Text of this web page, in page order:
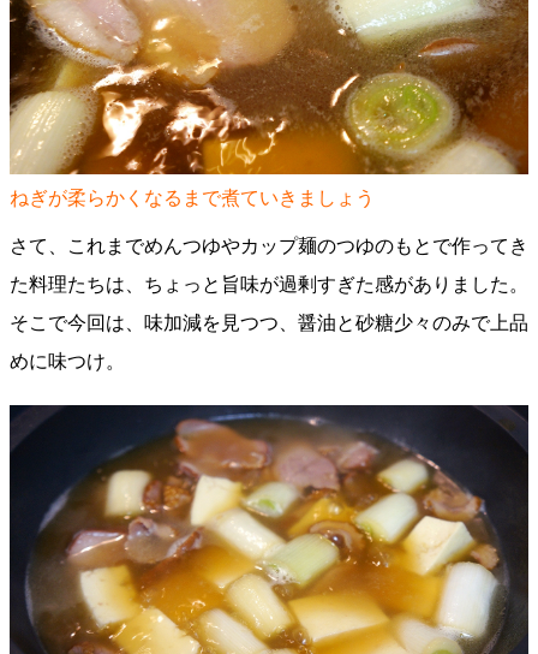
ねぎが柔らかくなるまで煮ていきましょう
さて、これまでめんつゆやカップ麺のつゆのもとで作ってき
た料理たちは、ちょっと旨味が過剰すぎた感がありました。
そこで今回は、味加減を見つつ、醤油と砂糖少々のみで上品
めに味つけ。